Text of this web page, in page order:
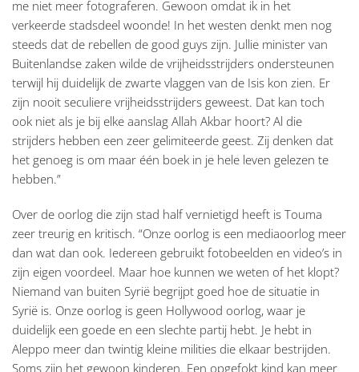
me niet meer fotograferen. Gewoon omdat ik in het
verkeerde stadsdeel woonde! In het westen denkt men nog
steeds dat de rebellen de good guys zijn. Jullie minister van
Buitenlandse zaken wilde de vrijheidsstrijders ondersteunen
terwijl hij duidelijk de zwarte vlaggen van de Isis kon zien. Er
zijn nooit seculiere vrijheidsstrijders geweest. Dat kan toch
ook niet als je bij elke aanslag Allah Akbar hoort? Al die
strijders hebben een zeer gelimiteerde geest. Zij denken dat
het genoeg is om maar één boek in je hele leven gelezen te
hebben.”
Over de oorlog die zijn stad half vernietigd heeft is Touma
zeer treurig en kritisch. “Onze oorlog is een mediaoorlog meer
dan wat dan ook. Iedereen gebruikt fotobeelden en video’s in
zijn eigen voordeel. Maar hoe kunnen we weten of het klopt?
Niemand van buiten Syrië begrijpt goed hoe de situatie in
Syrië is. Onze oorlog is geen Hollywood oorlog, waar je
duidelijk een goede en een slechte partij hebt. Je hebt in
Aleppo meer dan twintig kleine milities die elkaar bestrijden.
Soms zijn het gewoon kinderen. Een opgefokt kind kan meer